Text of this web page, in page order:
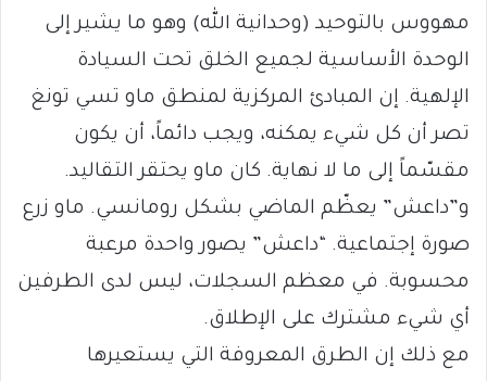
مهووس بالتوحيد (وحدانية الله) وهو ما يشير إلى
الوحدة الأساسية لجميع الخلق تحت السيادة
الإلهية. إن المبادئ المركزية لمنطق ماو تسي تونغ
تصر أن كل شيء يمكنه، ويجب دائماً، أن يكون
مقسّماً إلى ما لا نهاية. كان ماو يحتقر التقاليد.
و”داعش” يعظّم الماضي بشكل رومانسي. ماو زرع
صورة إجتماعية. “داعش” يصور واحدة مرعبة
محسوبة. في معظم السجلات، ليس لدى الطرفين
أي شيء مشترك على الإطلاق.
مع ذلك إن الطرق المعروفة التي يستعيرها